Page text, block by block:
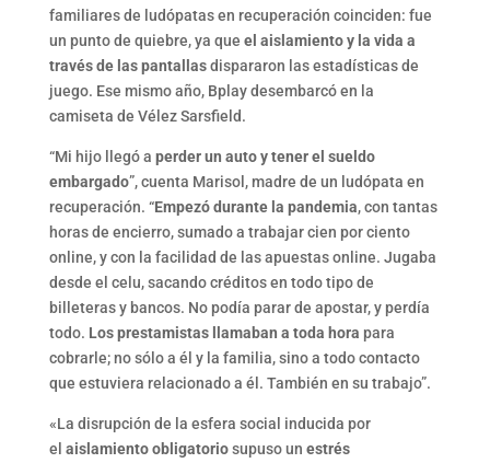
familiares de ludópatas en recuperación coinciden: fue
un punto de quiebre, ya que el aislamiento y la vida a
través de las pantallasdispararon las estadísticas de
juego. Ese mismo año, Bplay desembarcó en la
camiseta de Vélez Sarsfield.
“Mi hijo llegó a perder un auto y tener el sueldo
embargado”, cuenta Marisol, madre de un ludópata en
recuperación. “Empezó durante la pandemia, con tantas
horas de encierro, sumado a trabajar cien por ciento
online, y con la facilidad de las apuestas online. Jugaba
desde el celu, sacando créditos en todo tipo de
billeteras y bancos. No podía parar de apostar, y perdía
todo. Los prestamistas llamaban a toda hora para
cobrarle; no sólo a él y la familia, sino a todo contacto
que estuviera relacionado a él. También en su trabajo”.
«La disrupción de la esfera social inducida por
el aislamiento obligatoriosupuso un estrés